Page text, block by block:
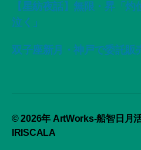
【星紡夜話】無限・昇「
泣く」
双子座新月・神戸で委託販
© 2026年 ArtWorks-船智日月
IRISCALA